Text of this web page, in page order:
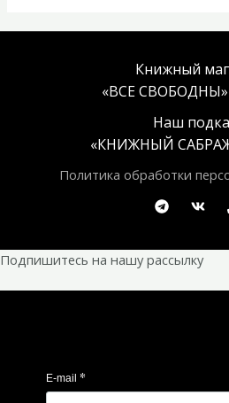
Книжный
«ВСЕ
Наш
«КНИЖНЫЙ
Политика обработки
Подпишитесь на нашу рассылку
E-mail *